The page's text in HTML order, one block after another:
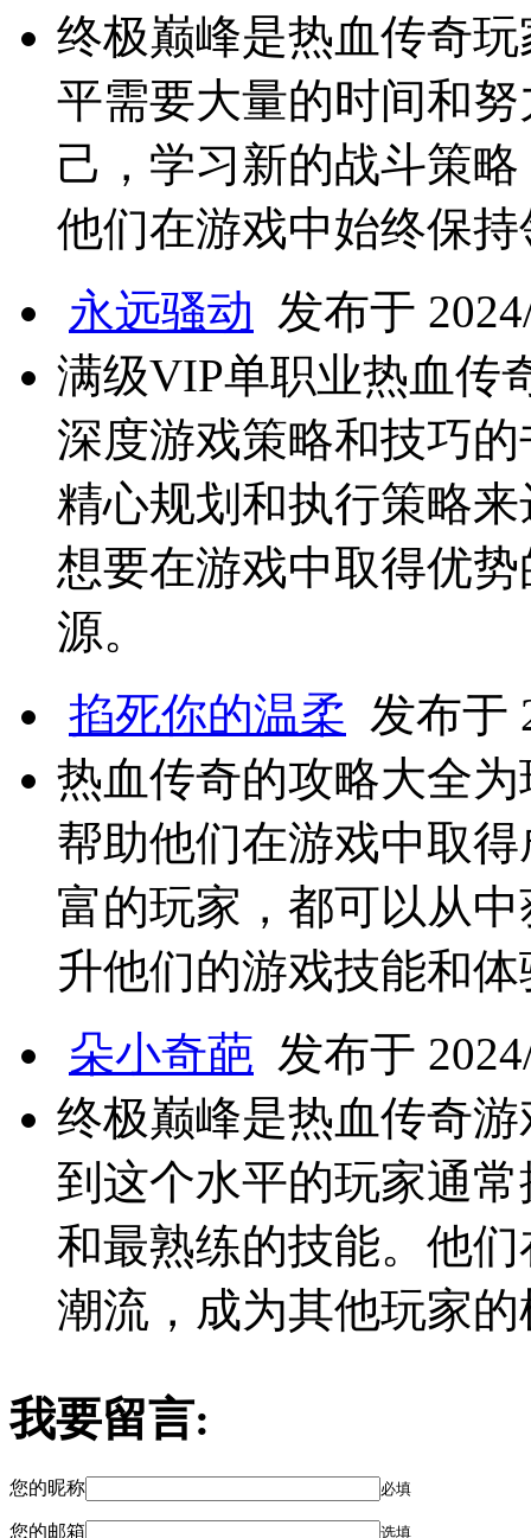
终极巅峰是热血传奇
平需要大量的时间和
己，学习新的战斗策
他们在游戏中始终保
永远骚动 发布于
满级VIP单职业热血传
深度游戏策略和技巧
精心规划和执行策略
想要在游戏中取得优
源。
掐死你的温柔 发布于
热血传奇的攻略大全
帮助他们在游戏中取
富的玩家，都可以从
升他们的游戏技能和体
朵小奇葩 发布于
终极巅峰是热血传奇
到这个水平的玩家通
和最熟练的技能。他
潮流，成为其他玩家
我要留言:
您的昵称 必填
您的邮箱 选填